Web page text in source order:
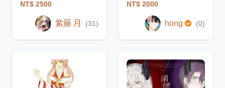
NT$ 2500
紫藤 月 (31)
NT$ 2000
hong (0)